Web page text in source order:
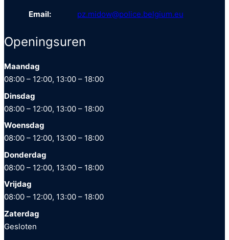
Email: pz.midow@police.belgium.eu
Openingsuren
Maandag
08:00 – 12:00, 13:00 – 18:00
Dinsdag
08:00 – 12:00, 13:00 – 18:00
Woensdag
08:00 – 12:00, 13:00 – 18:00
Donderdag
08:00 – 12:00, 13:00 – 18:00
Vrijdag
08:00 – 12:00, 13:00 – 18:00
Zaterdag
Gesloten